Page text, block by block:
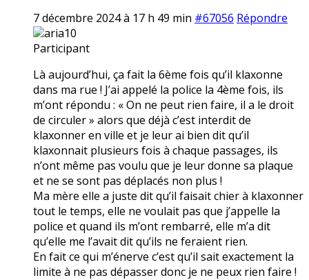
7 décembre 2024 à 17 h 49 min #67056 Répondre
aria10
Participant
Là aujourd’hui, ça fait la 6ème fois qu’il klaxonne
dans ma rue ! J’ai appelé la police la 4ème fois, ils
m’ont répondu : « On ne peut rien faire, il a le droit
de circuler » alors que déjà c’est interdit de
klaxonner en ville et je leur ai bien dit qu’il
klaxonnait plusieurs fois à chaque passages, ils
n’ont même pas voulu que je leur donne sa plaque
et ne se sont pas déplacés non plus !
Ma mère elle a juste dit qu’il faisait chier à klaxonner
tout le temps, elle ne voulait pas que j’appelle la
police et quand ils m’ont rembarré, elle m’a dit
qu’elle me l’avait dit qu’ils ne feraient rien.
En fait ce qui m’énerve c’est qu’il sait exactement la
limite à ne pas dépasser donc je ne peux rien faire !